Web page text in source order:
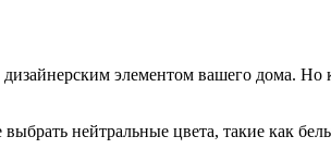
элементом вашего дома. Но
нейтральные цвета, такие как